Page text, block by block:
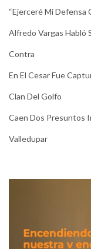
“Ejerceré Mi Defensa
Alfredo Vargas Habló
Contra
En El Cesar Fue
Clan Del Golfo
Caen Dos Presuntos
Valledupar